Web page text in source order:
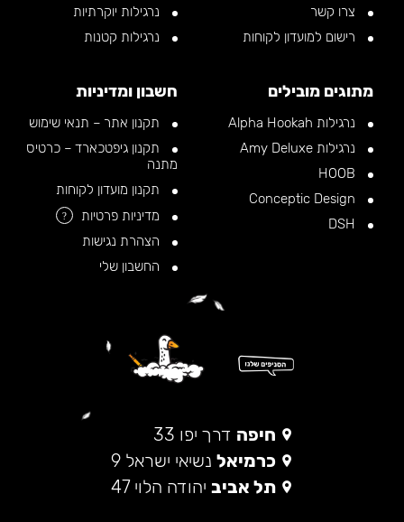
צרו קשר
רישום למועדון לקוחות
נרגילות יוקרתיות
נרגילות קטנות
מתוגים מובילים
נרגילות Alpha Hookah
נרגילות Amy Deluxe
חשבון ומדיניות
תקנון אתר – תנאי שימוש
תקנון גיפטכארד – כרטיס
מתנה
תקנון מועדון לקוחות
מדיניות פרטיות
?
הצהרת נגישות
החשבון שלי
חיפה דרך יפו 33
כרמיאל נשיאי ישראל 9
תל אביב יהודה הלוי 47